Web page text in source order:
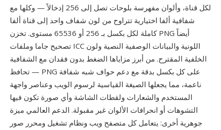
لكل قناة، وألوان مفهرسة بلوحات تصل إلى 256 إدخالاً — وكلها مع
شفافية ألفا اختيارية تتراوح من لون شفاف واحد إلى قناة ألفا
كاملة لكل بكسل بـ 256 أو 65536 مستوى. تخزن PNG أيضاً
تصحيح جاما وملفات ICC اللونية والبيانات الوصفية النصية ولون
الخلفية المقترح. من أبرز مزاياها الضغط بدون فقدان مع الشفافية
— تحافظ PNG على كل بكسل بدقة مع دعم حواف شبه شفافة
ناعمة، مما يجعلها الصيغة القياسية لرسوم الويب وعناصر واجهة
المستخدم والشعارات ولقطات الشاشة وأي صورة تكون فيها
التشوهات أو انحرافات الألوان غير مقبولة. الدعم العالمي ميزة
جوهرية أخرى: يتعامل كل متصفح ويب ونظام تشغيل ومحرر صور